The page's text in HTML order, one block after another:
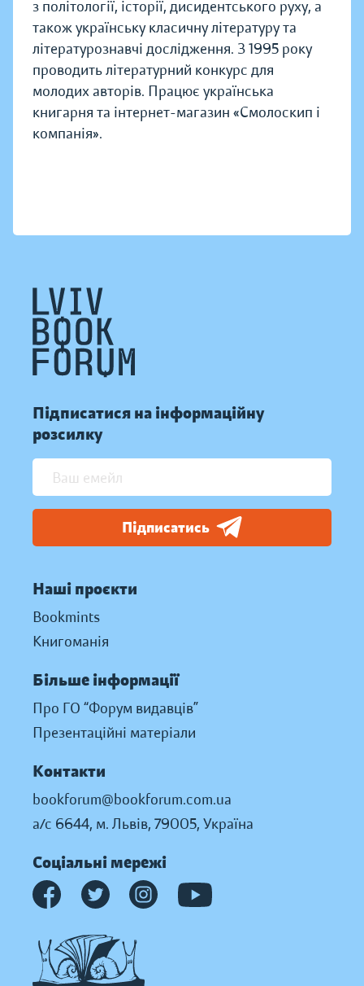
з політології, історії, дисидентського руху, а
також українську класичну літературу та
літературознавчі дослідження. З 1995 року
проводить літературний конкурс для
молодих авторів. Працює українська
книгарня та інтернет-магазин «Смолоскип і
компанія».
Підписатися на інформаційну
розсилку
Підписатись
Наші проєкти
Bookmints
Книгоманія
Більше інформації
Про ГО “Форум видавців”
Презентаційні матеріали
Контакти
bookforum@bookforum.com.ua
а/с 6644, м. Львів, 79005, Україна
Соціальні мережі